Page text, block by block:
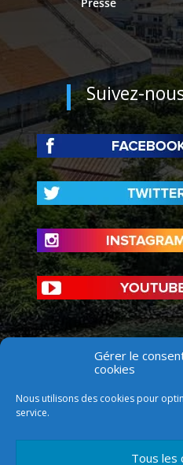
Gérer le
cookies
Nous utilisons des cookies pour
service.
Tous les
Suivez-